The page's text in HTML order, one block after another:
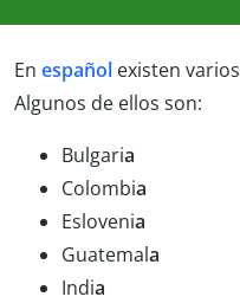
En español existen varios
Algunos de ellos son:
Bulgaria
Colombia
Eslovenia
Guatemala
India